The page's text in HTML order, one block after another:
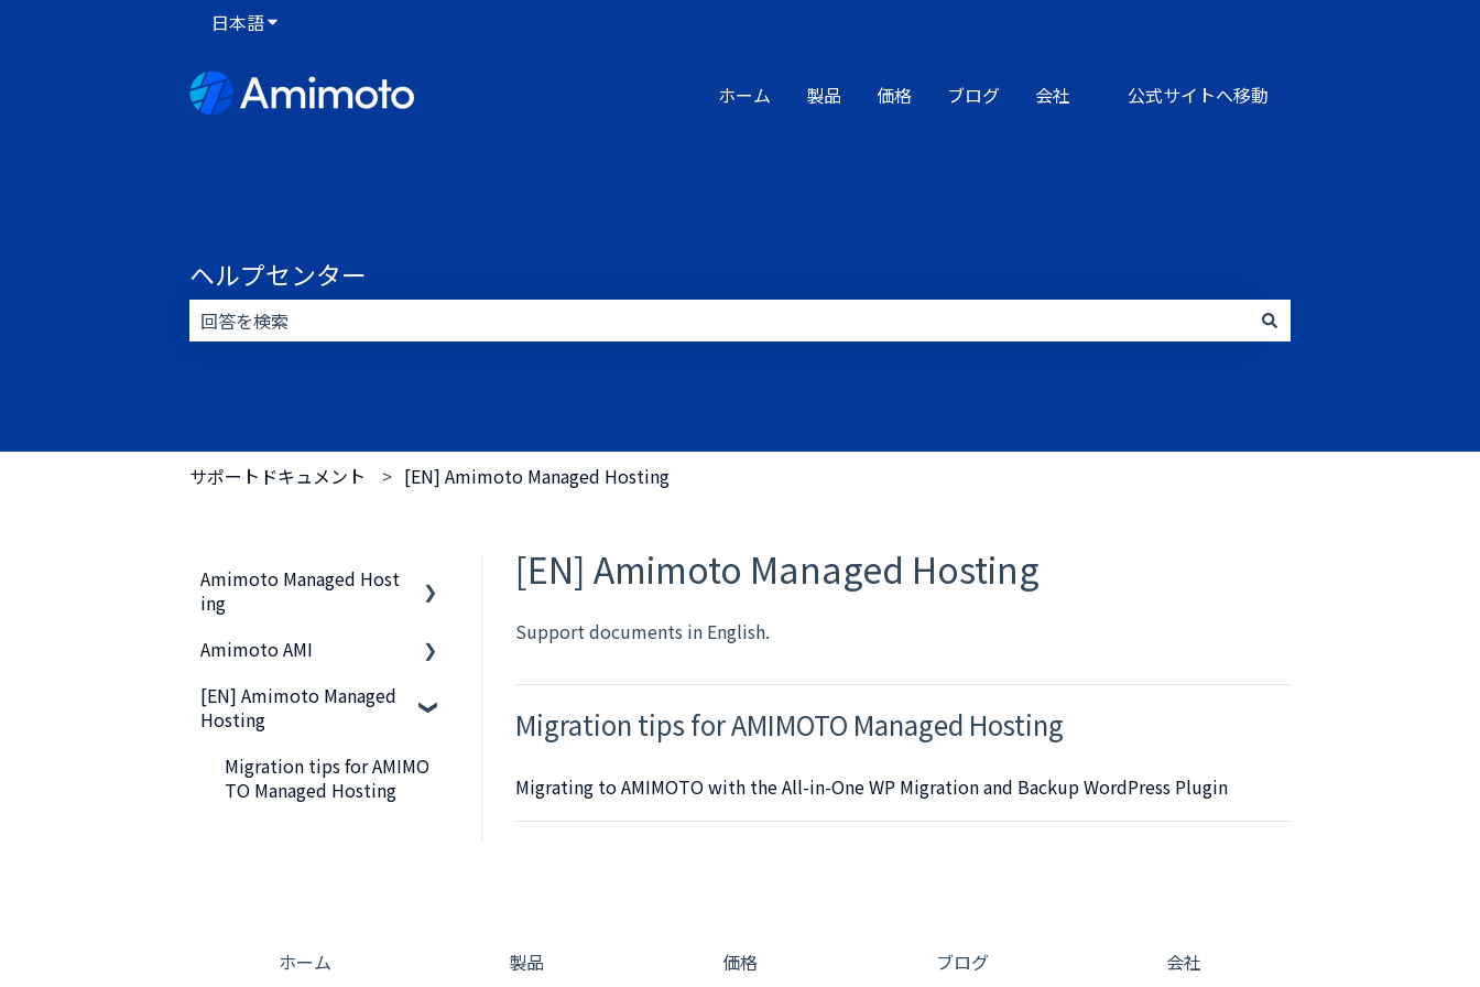
日本語翻訳のサブメニューを表示
ホーム 製品 価格 ブログ 会社 公式サイトへ移動
ヘルプセンター
サポートドキュメント [EN] Amimoto Managed Hosting
[EN] Amimoto Managed Hosting
Support documents in English.
Migration tips for AMIMOTO Managed Hosting
Migrating to AMIMOTO with the All-in-One WP Migration and Backup WordPress Plugin
Amimoto Managed Host
ing
基本事項
スタートアップガイド
管理画面のご利用方法
トラブルシューティング
Amimoto AMI
基本的なご利用方法
活用Tips
[EN] Amimoto Managed
Hosting
Migration tips for AMIMO
TO Managed Hosting
ホーム 製品 価格 ブログ 会社